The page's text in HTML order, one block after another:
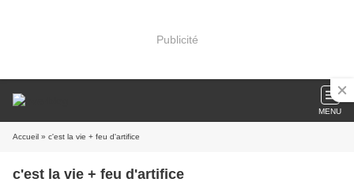
Publicité
MENU
Accueil » c'est la vie + feu d'artifice
c'est la vie + feu d'artifice